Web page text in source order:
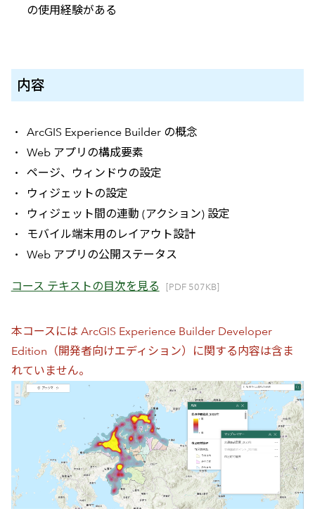
の使用経験がある
内容
ArcGIS Experience Builder の概念
Web アプリの構成要素
ページ、ウィンドウの設定
ウィジェットの設定
ウィジェット間の連動 (アクション) 設定
モバイル端末用のレイアウト設計
Web アプリの公開ステータス
コース テキストの目次を見る [PDF 507KB]
本コースには ArcGIS Experience Builder Developer
Edition（開発者向けエディション）に関する内容は含ま
れていません。